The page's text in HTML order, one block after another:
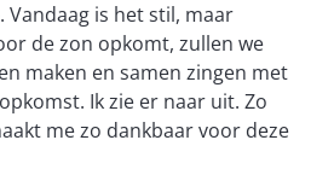
is het stil, maar
de zon opkomt, zullen we
maken en samen zingen met
Ik zie er naar uit. Zo
me zo dankbaar voor deze